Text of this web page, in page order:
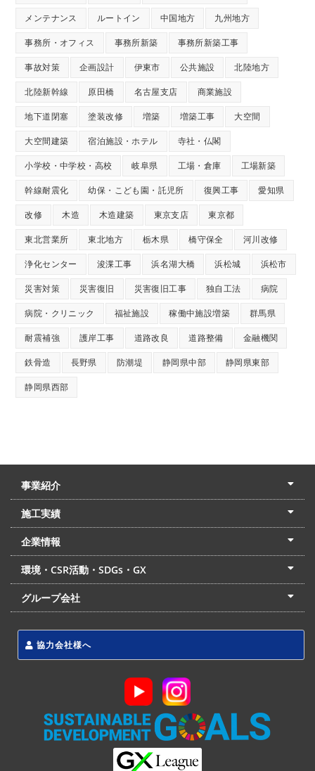
メンテナンス ルートイン 中国地方 九州地方
事務所・オフィス 事務所新築 事務所新築工事
事故対策 企画設計 伊東市 公共施設 北陸地方
北陸新幹線 原田橋 名古屋支店 商業施設
地下道閉塞 塗装改修 増築 増築工事 大空間
大空間建築 宿泊施設・ホテル 寺社・仏閣
小学校・中学校・高校 岐阜県 工場・倉庫 工場新築
幹線耐震化 幼保・こども園・託児所 復興工事 愛知県
改修 木造 木造建築 東京支店 東京都
東北営業所 東北地方 栃木県 橋守保全 河川改修
浄化センター 浚渫工事 浜名湖大橋 浜松城 浜松市
災害対策 災害復旧 災害復旧工事 独自工法 病院
病院・クリニック 福祉施設 稼働中施設増築 群馬県
耐震補強 護岸工事 道路改良 道路整備 金融機関
鉄骨造 長野県 防潮堤 静岡県中部 静岡県東部
静岡県西部
事業紹介
土木本部
建築本部
PPP・PFI
リフォーム・リノベーション
中村建設の家
施工実績
土木部門
建築部門
リフォーム部門
住宅部門
名古屋支店
東京支店
企業情報
会社概要
経営理念
沿革
リクルート
最新情報
お問合せ
環境・CSR活動・SDGs・GX
LSS流動化処理工法
CSR・SDGs・GX
発電事業
次世代ZEBオフィス
グループ会社
協力会社様へ